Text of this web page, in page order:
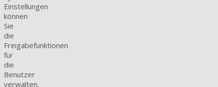
Einstellungen
können
Sie
die
Freigabefunktionen
für
die
Benutzer
verwalten.